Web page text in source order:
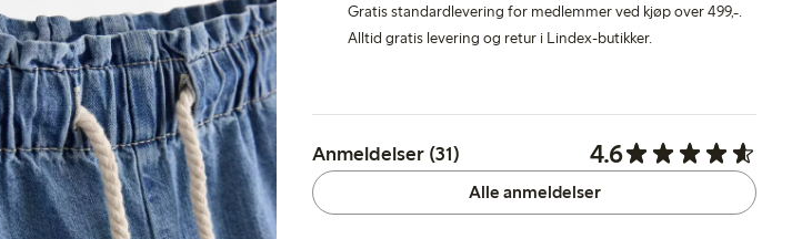
Gratis standardlevering for medlemmer ved kjøp over 499,-.
Alltid gratis levering og retur i Lindex-butikker.
Anmeldelser (31) 4.6
Alle anmeldelser